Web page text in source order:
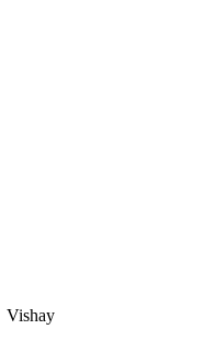
Vishay